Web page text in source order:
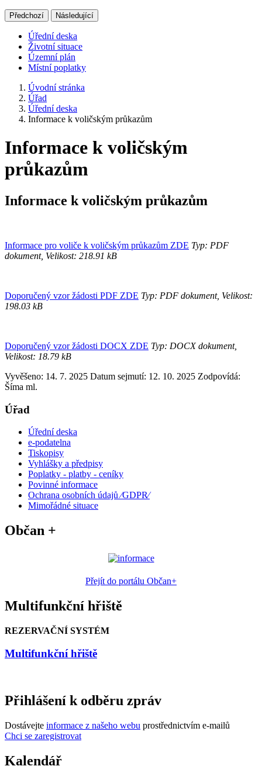
Předchozí Následující
Úřední deska
Životní situace
Územní plán
Místní poplatky
Úvodní stránka
Úřad
Úřední deska
Informace k voličským průkazům
Informace k voličským
průkazům
Informace k voličským průkazům
Informace pro voliče k voličským průkazům ZDE Typ: PDF
dokument, Velikost: 218.91 kB
Doporučený vzor žádosti PDF ZDE Typ: PDF dokument, Velikost:
198.03 kB
Doporučený vzor žádosti DOCX ZDE Typ: DOCX dokument,
Velikost: 18.79 kB
Vyvěšeno: 14. 7. 2025 Datum sejmutí: 12. 10. 2025 Zodpovídá:
Šíma ml.
Úřad
Úřední deska
e-podatelna
Tiskopisy
Vyhlášky a předpisy
Poplatky - platby - ceníky
Povinné informace
Ochrana osobních údajů ⁄GDPR⁄
Mimořádné situace
Občan +
Přejít do portálu Občan+
Multifunkční hřiště
REZERVAČNÍ SYSTÉM
Multifunkční hřiště
Přihlášení k odběru zpráv
Dostávejte informace z našeho webu prostřednictvím e-mailů
Chci se zaregistrovat
Kalendář